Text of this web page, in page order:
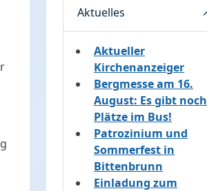
Aktuelles
Aktueller
Kirchenanzeiger
Bergmesse am 16.
August: Es gibt noch
Plätze im Bus!
Patrozinium und
Sommerfest in
Bittenbrunn
Einladung zum